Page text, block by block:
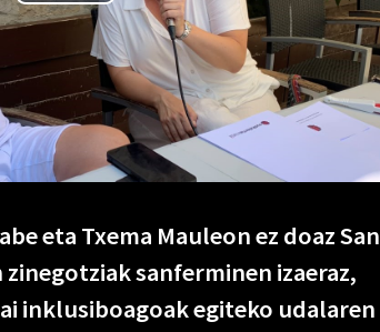
eta Txema Mauleon ez doaz San
sanferminen izaeraz,
inklusiboagoak egiteko udalaren